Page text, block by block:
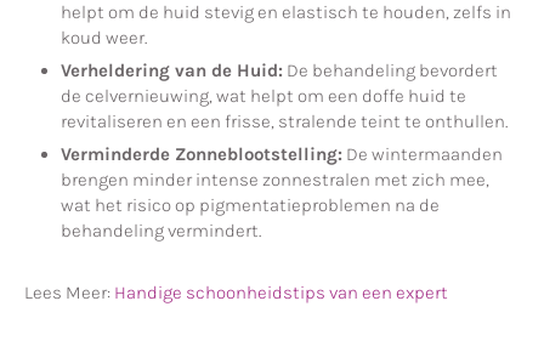
helpt om de huid stevig en elastisch te houden, zelfs in
koud weer.
Verheldering van de Huid: De behandeling bevordert
de celvernieuwing, wat helpt om een doffe huid te
revitaliseren en een frisse, stralende teint te onthullen.
Verminderde Zonneblootstelling: De wintermaanden
brengen minder intense zonnestralen met zich mee,
wat het risico op pigmentatieproblemen na de
behandeling vermindert.
Lees Meer: Handige schoonheidstips van een expert